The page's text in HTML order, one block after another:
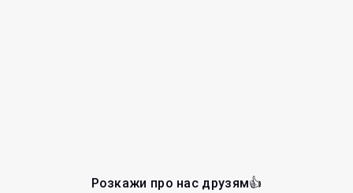
Розкажи про нас друзям👍